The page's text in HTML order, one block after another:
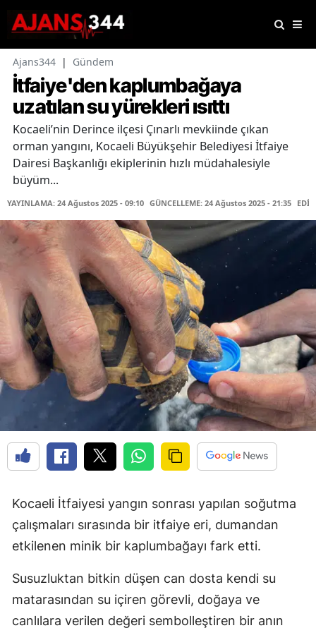
Ajans344 | Gündem
İtfaiye'den kaplumbağaya
uzatılan su yürekleri ısıttı
Kocaeli’nin Derince ilçesi Çınarlı mevkiinde çıkan
orman yangını, Kocaeli Büyükşehir Belediyesi İtfaiye
Dairesi Başkanlığı ekiplerinin hızlı müdahalesiyle
büyüm...
YAYINLAMA: 24 Ağustos 2025 - 09:10 GÜNCELLEME: 24 Ağustos 2025 - 21:35
Kocaeli İtfaiyesi yangın sonrası yapılan soğutma
çalışmaları sırasında bir itfaiye eri, dumandan
etkilenen minik bir kaplumbağayı fark etti.
Susuzluktan bitkin düşen can dosta kendi su
matarasından su içiren görevli, doğaya ve
canlılara verilen değeri sembolleştiren bir anın